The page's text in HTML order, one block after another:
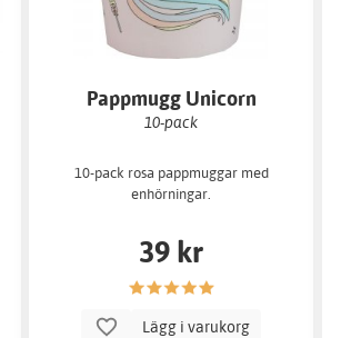
Pappmugg Unicorn
10-pack
10-pack rosa pappmuggar med
enhörningar.
39 kr
Lägg i varukorg